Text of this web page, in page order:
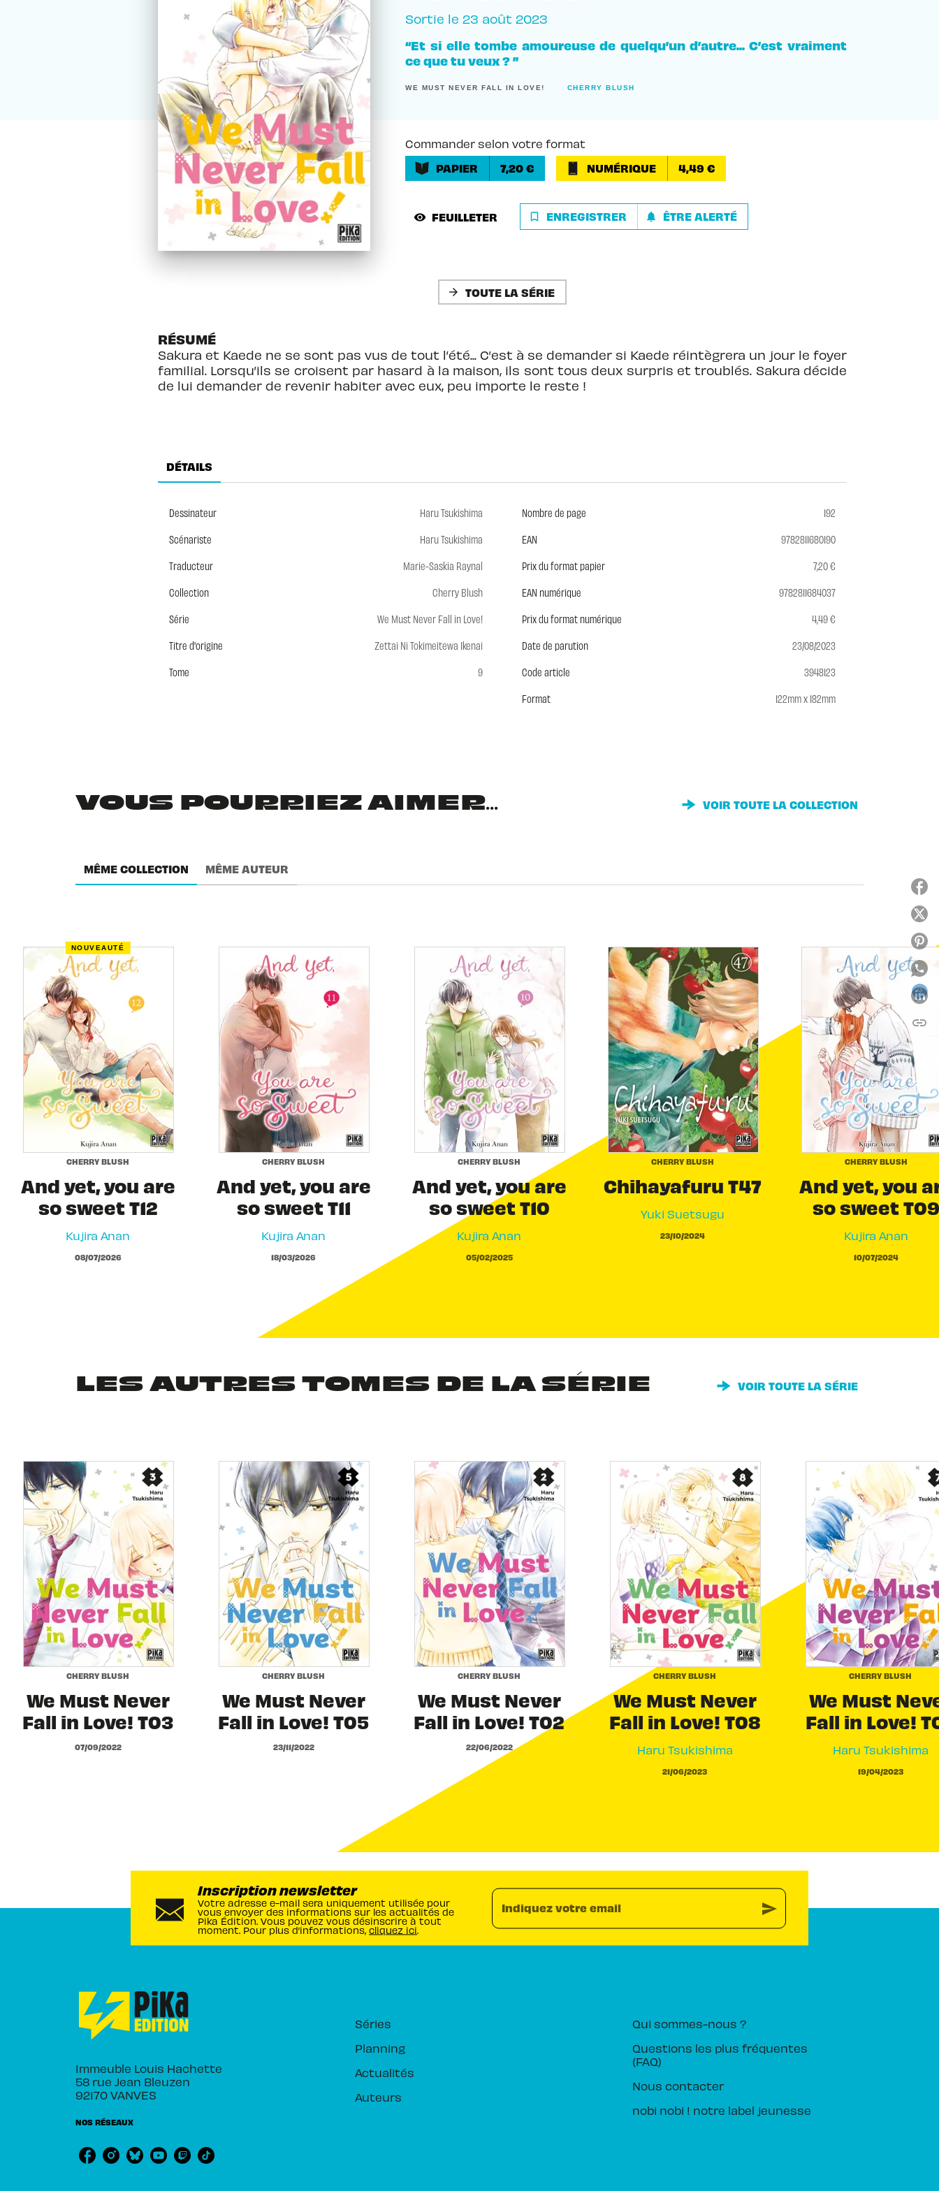
Sortie le 23 août 2023
“Et si elle tombe amoureuse de quelqu’un d’autre... C’est vraiment
ce que tu veux ? ”
WE MUST NEVER FALL IN LOVE! CHERRY BLUSH
Commander selon votre format
PAPIER
7,20 € NUMÉRIQUE 4,49 €
visibility FEUILLETER bookmark_border ENREGISTRER notifications ÊTRE ALERTÉ
arrow_forward TOUTE LA SÉRIE
RÉSUMÉ
Sakura et Kaede ne se sont pas vus de tout l’été... C’est à se demander si Kaede réintègrera un jour le foyer
familial. Lorsqu’ils se croisent par hasard à la maison, ils sont tous deux surpris et troublés. Sakura décide
de lui demander de revenir habiter avec eux, peu importe le reste !
DÉTAILS
Dessinateur
Haru Tsukishima
Scénariste
Haru Tsukishima
Traducteur
Marie-Saskia Raynal
Collection
Cherry Blush
Série
We Must Never Fall in Love!
Titre d'origine
Zettai Ni Tokimeitewa Ikenai
Tome
9
Nombre de page
192
EAN
9782811680190
Prix du format papier
7,20 €
EAN numérique
9782811684037
Prix du format numérique
4,49 €
Date de parution
23/08/2023
Code article
3948123
Format
122mm x 182mm
VOUS POURRIEZ AIMER... VOIR TOUTE LA COLLECTION
MÊME COLLECTION MÊME AUTEUR
NOUVEAUTÉ
CHERRY BLUSH
And yet, you are
so sweet T12
Kujira Anan
08/07/2026
CHERRY BLUSH
And yet, you are
so sweet T11
Kujira Anan
18/03/2026
CHERRY BLUSH
And yet, you are
so sweet T10
Kujira Anan
05/02/2025
CHERRY BLUSH
Chihayafuru T47
Yuki Suetsugu
23/10/2024
CHERRY BLUSH
And yet, you
so sweet T09
Kujira Anan
10/07/2024
LES AUTRES TOMES DE LA SÉRIE VOIR TOUTE LA SÉRIE
CHERRY BLUSH
We Must Never
Fall in Love! T03
07/09/2022
CHERRY BLUSH
We Must Never
Fall in Love! T05
23/11/2022
CHERRY BLUSH
We Must Never
Fall in Love! T02
22/06/2022
CHERRY BLUSH
We Must Never
Fall in Love! T08
Haru Tsukishima
21/06/2023
CHERRY BLUSH
We Must
Fall in Love!
Haru Tsukishima
19/04/2023
link
Inscription newsletter
Votre adresse e-mail sera uniquement utilisée pour
vous envoyer des informations sur les actualités de
Pika Édition. Vous pouvez vous désinscrire à tout
moment. Pour plus d’informations, cliquez ici.
Indiquez votre email send
Immeuble Louis Hachette
58 rue Jean Bleuzen
92170 VANVES
NOS RÉSEAUX
Séries
Planning
Actualités
Auteurs
Qui sommes-nous ?
Questions les plus fréquentes
(FAQ)
Nous contacter
nobi nobi ! notre label jeunesse